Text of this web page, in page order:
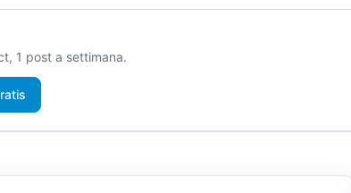
1 post a settimana.